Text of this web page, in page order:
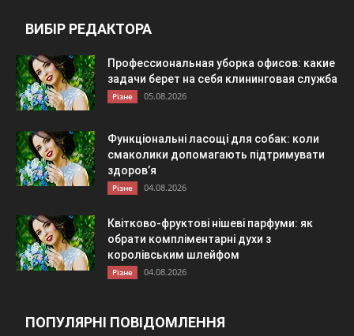
ВИБІР РЕДАКТОРА
Профессиональная уборка офисов: какие
задачи берет на себя клининговая служба
Різне 05.08.2026
Функціональні ласощі для собак: коли
смаколики допомагають підтримувати
здоров’я
Різне 04.08.2026
Квітково-фруктові нішеві парфуми: як
обрати компліментарні духи з
королівським шлейфом
Різне 04.08.2026
ПОПУЛЯРНІ ПОВІДОМЛЕННЯ